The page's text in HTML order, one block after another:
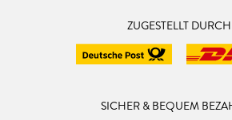
ZUGESTELLT DURCH
SICHER & BEQUEM